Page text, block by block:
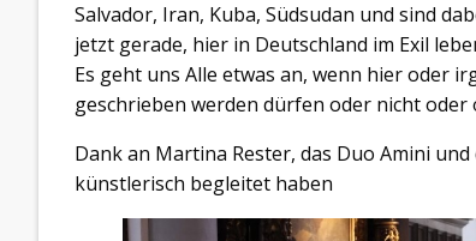
Salvador, Iran, Kuba, Südsudan und sind
jetzt gerade, hier in Deutschland im Exil
Es geht uns Alle etwas an, wenn hier oder
geschrieben werden dürfen oder nicht
Dank an Martina Rester, das Duo Amini
künstlerisch begleitet haben